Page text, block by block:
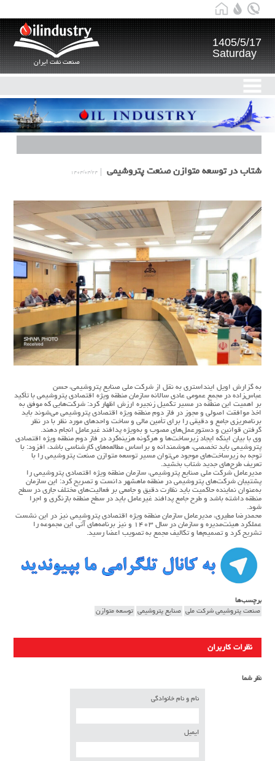
صنعت نفت ایران
1405/5/17
Saturday
شتاب در توسعه متوازن صنعت پتروشیمی ۱۴۰۴/۰۴/۲۴
به گزارش اویل اینداستری به نقل از شرکت ملی صنایع پتروشیمی، حسن
عباس‌زاده در مجمع عمومی عادی سالانه سازمان منطقه ویژه اقتصادی پتروشیمی با تأکید
بر اهمیت این منطقه در مسیر تکمیل زنجیره ارزش اظهار کرد: شرکت‌هایی که موفق به
اخذ موافقت اصولی و مجوز در فاز دوم منطقه ویژه اقتصادی پتروشیمی می‌شوند باید
برنامه‌ریزی جامع و دقیقی را برای تأمین مالی و ساخت واحدهای مورد نظر با در نظر
گرفتن قوانین و دستورعمل‌های مصوب و به‌ویژه پدافند غیرعامل انجام دهند.
وی با بیان اینکه ایجاد زیرساخت‌ها و هرگونه هزینه‌کرد در فاز دوم منطقه ویژه اقتصادی
پتروشیمی باید تخصصی، هوشمندانه و براساس مطالعه‌های کارشناسی باشد، افزود: با
توجه به زیرساخت‌های موجود می‌توان مسیر توسعه متوازن صنعت پتروشیمی را با
تعریف طرح‌های جدید شتاب بخشید.
مدیرعامل شرکت ملی صنایع پتروشیمی، سازمان منطقه ویژه اقتصادی پتروشیمی را
پشتیبان شرکت‌های پتروشیمی در منطقه ماهشهر دانست و تصریح کرد: این سازمان
به‌عنوان نماینده حاکمیت باید نظارت دقیق و جامعی بر فعالیت‌های مختلف جاری در سطح
منطقه داشته باشد و طرح جامع پدافند غیرعامل باید در سطح منطقه بازنگری و اجرا
شود.
محمدرضا مطیری، مدیرعامل سازمان منطقه ویژه اقتصادی پتروشیمی نیز در این نشست
عملکرد هیئت‌مدیره و سازمان در سال ۱۴۰۳ و نیز برنامه‌های آتی این مجموعه را
تشریح کرد و تصمیم‌ها و تکالیف مجمع به تصویب اعضا رسید.
برچسب‌ها
صنعت پتروشیمی شرکت ملی صنایع پتروشیمی توسعه متوازن
نظرات کاربران
نظر شما
نام و نام خانوادگی
ایمیل